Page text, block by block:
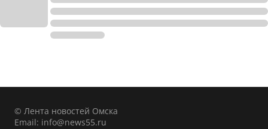
© Лента новостей Омска
Email: info@news55.ru